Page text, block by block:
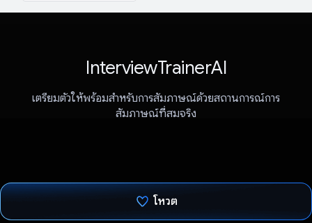
InterviewTrainerAI
เตรียมตัวให้พร้อมสำหรับการสัมภาษณ์ด้วยสถานการณ์การ
สัมภาษณ์ที่สมจริง
โหวต